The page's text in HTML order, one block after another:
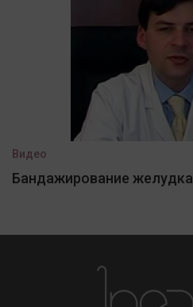
Видео
Бандажирование желудка